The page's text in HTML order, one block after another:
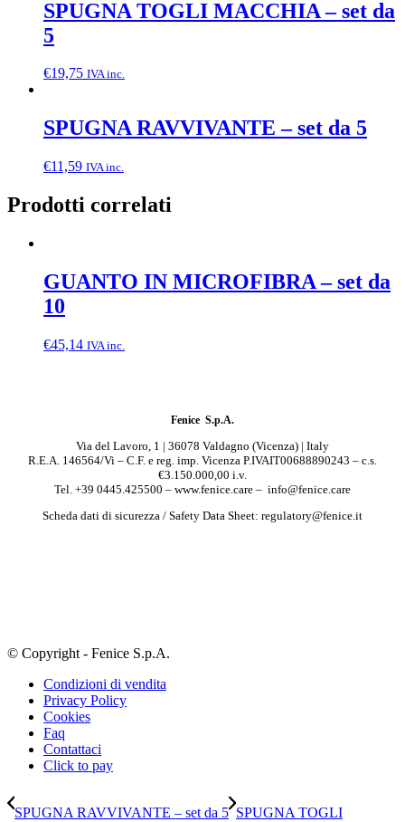
SPUGNA TOGLI MACCHIA – set da
5
€19,75 IVA inc.
SPUGNA RAVVIVANTE – set da 5
€11,59 IVA inc.
Prodotti correlati
GUANTO IN MICROFIBRA – set da
10
€45,14 IVA inc.
Fenice S.p.A.
Via del Lavoro, 1 | 36078 Valdagno (Vicenza) | Italy
R.E.A. 146564/Vi – C.F. e reg. imp. Vicenza P.IVAIT00688890243 – c.s.
€3.150.000,00 i.v.
Tel. +39 0445.425500 – www.fenice.care – info@fenice.care
Scheda dati di sicurezza / Safety Data Sheet: regulatory@fenice.it
© Copyright - Fenice S.p.A.
Condizioni di vendita
Privacy Policy
Cookies
Faq
Contattaci
Click to pay
SPUGNA RAVVIVANTE – set da 5 SPUGNA TOGLI